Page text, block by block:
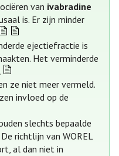
van ivabradine
is. Er zijn minder
ejectiefractie is
Het verminderde
ze niet meer vermeld.
invloed op de
slechts bepaalde
richtlijn van WOREL
al dan niet in